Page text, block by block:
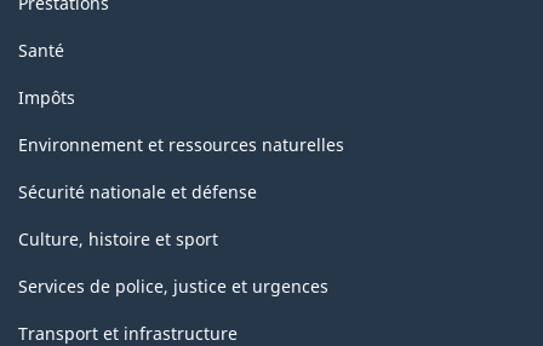
Santé
Impôts
Environnement et ressources naturelles
Sécurité nationale et défense
Culture, histoire et sport
Services de police, justice et urgences
Transport et infrastructure